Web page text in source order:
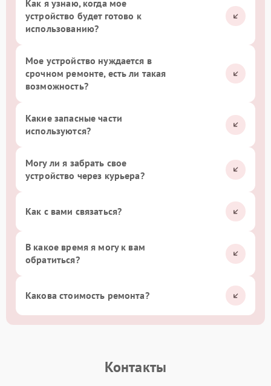
Как я узнаю, когда мое
устройство будет готово к
использованию?
Мое устройство нуждается в
срочном ремонте, есть ли такая
возможность?
Какие запасные части
используются?
Могу ли я забрать свое
устройство через курьера?
Как с вами связаться?
В какое время я могу к вам
обратиться?
Какова стоимость ремонта?
Контакты